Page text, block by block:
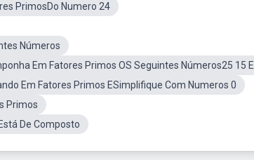
PrimosDo Numero 24
Números
Em Fatores Primos OS Seguintes Números25 15
Em Fatores Primos ESimplifique Com Numeros 0
Primos
De Composto